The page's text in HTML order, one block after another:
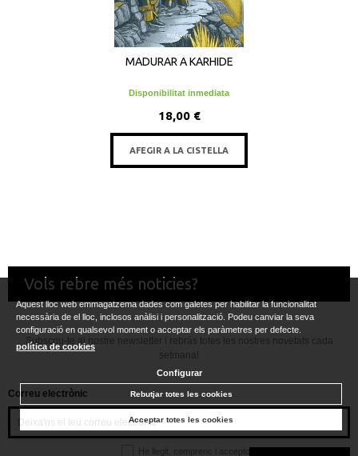
MADURAR A KARHIDE
Disponibilitat inmediata
18,00 €
AFEGIR A LA CISTELLA
Vols rebre més noticies?
Subscriu-te al nostre newsletter i rebràs totes les nostres novetats cada
setmana!
Correu electrònic
He llegit, comprenc i accepto la
Aquest lloc web emmagatzema dades com galetes per habilitar la funcionalitat
necessària de el lloc, inclosos anàlisi i personalització. Podeu canviar la seva
configuració en qualsevol moment o acceptar els paràmetres per defecte.
política de cookies
Configurar
Rebutjar totes les cookies
Acceptar totes les cookies